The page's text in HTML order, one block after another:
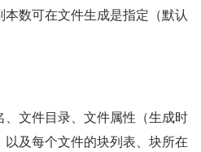
数可在文件生成是指定（默认
文件目录、文件属性（生成时
及每个文件的块列表、块所在